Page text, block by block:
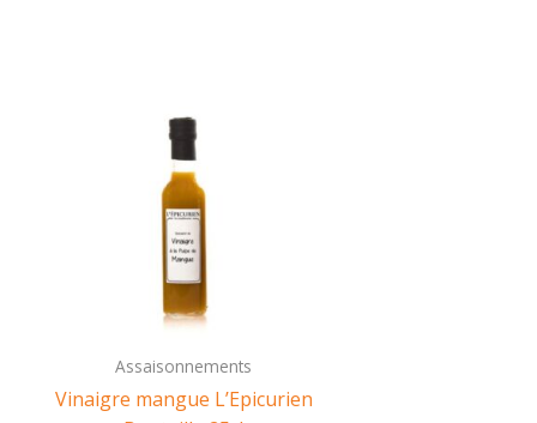
Assaisonnements
Vinaigre mangue L’Epicurien